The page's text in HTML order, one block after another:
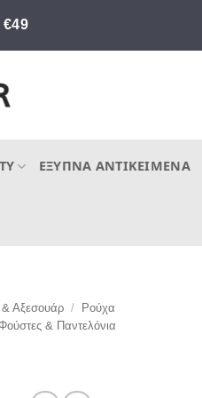
ΈΞΥΠΝΑ ΑΝΤΙΚΕΊΜΕΝΑ
Αξεσουάρ /
Ρούχα
& Παντελόνια